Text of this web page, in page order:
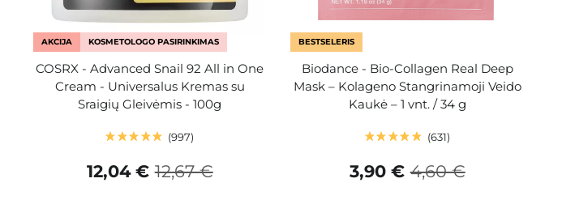
AKCIJA KOSMETOLOGO PASIRINKIMAS
COSRX - Advanced Snail 92 All in One
Cream - Universalus Kremas su
Sraigių Gleivėmis - 100g
997
12,67 €
12,04 €
BESTSELERIS
Biodance - Bio-Collagen Real Deep
Mask – Kolageno Stangrinamoji Veido
Kaukė – 1 vnt. / 34 g
631
4,60 €
3,90 €